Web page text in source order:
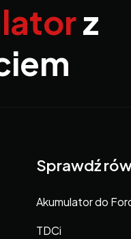
z
Sprawdź
Akumulator do
TDCi